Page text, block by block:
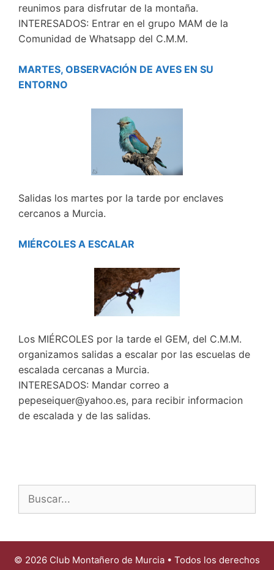
reunimos para disfrutar de la montaña.
INTERESADOS: Entrar en el grupo MAM de la
Comunidad de Whatsapp del C.M.M.
MARTES, OBSERVACIÓN DE AVES EN SU
ENTORNO
Salidas los martes por la tarde por enclaves
cercanos a Murcia.
MIÉRCOLES A ESCALAR
Los MIÉRCOLES por la tarde el GEM, del C.M.M.
organizamos salidas a escalar por las escuelas de
escalada cercanas a Murcia.
INTERESADOS: Mandar correo a
pepeseiquer@yahoo.es, para recibir informacion
de escalada y de las salidas.
© 2026 Club Montañero de Murcia • Todos los derechos